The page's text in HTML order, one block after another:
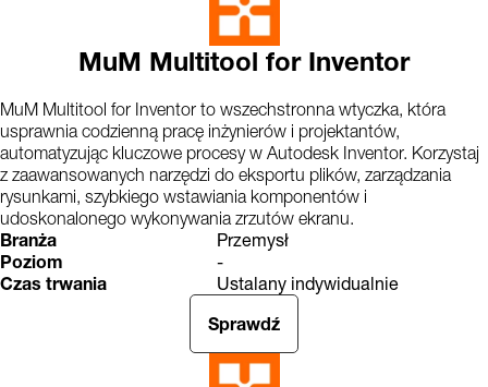
MuM Multitool for Inventor
MuM Multitool for Inventor to wszechstronna wtyczka, która
usprawnia codzienną pracę inżynierów i projektantów,
automatyzując kluczowe procesy w Autodesk Inventor. Korzystaj
z zaawansowanych narzędzi do eksportu plików, zarządzania
rysunkami, szybkiego wstawiania komponentów i
udoskonalonego wykonywania zrzutów ekranu.
Branża
Przemysł
Poziom
-
Czas trwania
Ustalany indywidualnie
Sprawdź